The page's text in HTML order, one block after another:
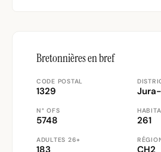
Bretonnières en bref
CODE POSTAL
1329
N° OFS
5748 261
ADULTES 26+
183 CH2